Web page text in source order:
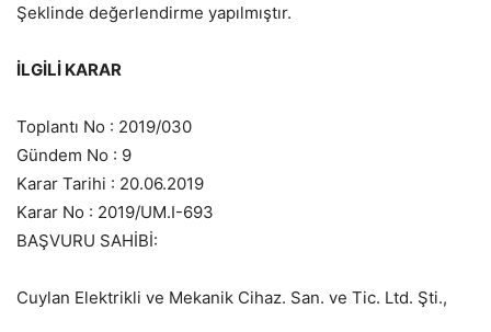
Şeklinde değerlendirme yapılmıştır.
İLGİLİ KARAR
Toplantı No : 2019/030
Gündem No : 9
Karar Tarihi : 20.06.2019
Karar No : 2019/UM.I-693
BAŞVURU SAHİBİ:
Cuylan Elektrikli ve Mekanik Cihaz. San. ve Tic. Ltd. Şti.,